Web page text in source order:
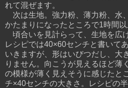
れて混ぜます。
次は生地。強力粉、薄力粉、水
かたまりになったところで1時間以
頃合いを見計らって、生地を広
レシピでは40×60センチと書いて
いきますが、形はいびつだし、大
りません。向こうが見えるほど薄
の模様が薄く見えそうに感じたと
チ×40センチの大きさ。レシピの半